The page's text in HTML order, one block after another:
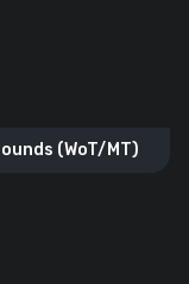
(WoT/MT)